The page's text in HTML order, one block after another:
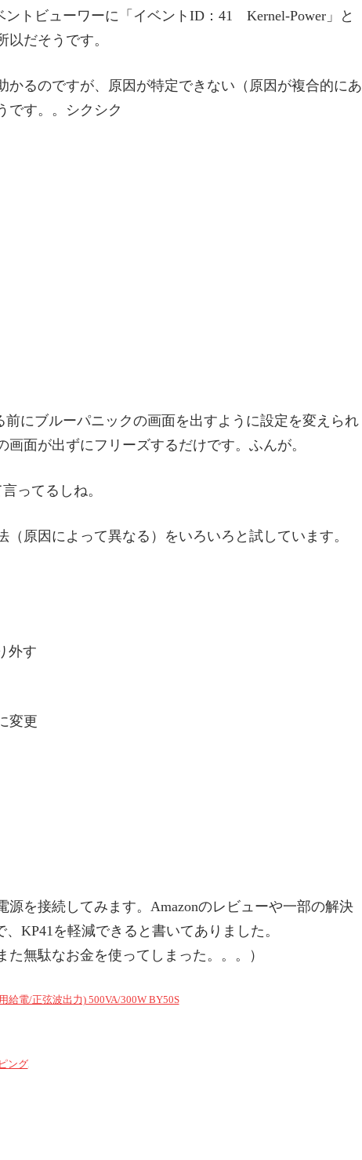
トビューワーに「イベントID：41 Kernel-Power」と
だそうです。
かるのですが、原因が特定できない（原因が複合的にあ
です。。シクシク
にブルーパニックの画面を出すように設定を変えられ
面が出ずにフリーズするだけです。ふんが。
ってるしね。
原因によって異なる）をいろいろと試しています。
外す
変更
を接続してみます。Amazonのレビューや一部の解決
KP41を軽減できると書いてありました。
無駄なお金を使ってしまった。。。）
給電/正弦波出力) 500VA/300W BY50S
ング